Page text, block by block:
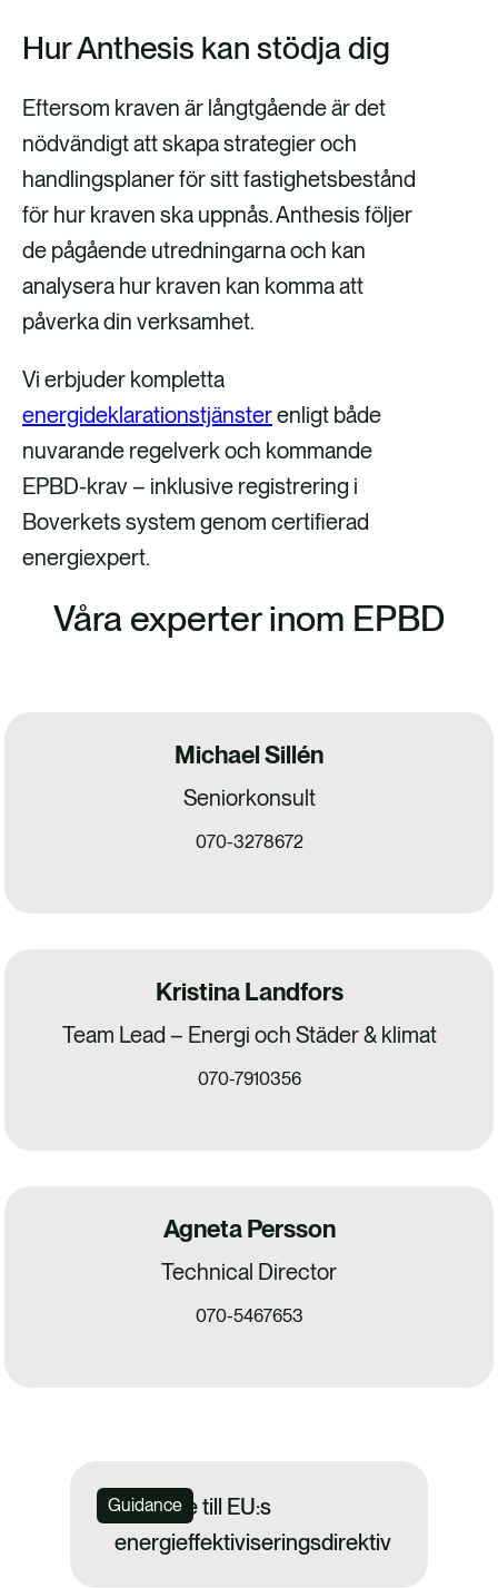
Hur Anthesis kan stödja dig
Eftersom kraven är långtgående är det
nödvändigt att skapa strategier och
handlingsplaner för sitt fastighetsbestånd
för hur kraven ska uppnås. Anthesis följer
de pågående utredningarna och kan
analysera hur kraven kan komma att
påverka din verksamhet.
Vi erbjuder kompletta
energideklarationstjänsterenligt både
nuvarande regelverk och kommande
EPBD-krav – inklusive registrering i
Boverkets system genom certifierad
energiexpert.
Våra experter inom EPBD
Michael Sillén
Seniorkonsult
070-3278672
Kristina Landfors
Team Lead – Energi och Städer & klimat
070-7910356
Agneta Persson
Technical Director
070-5467653
Guidance
En guide till EU:s
energieffektiviseringsdirektiv